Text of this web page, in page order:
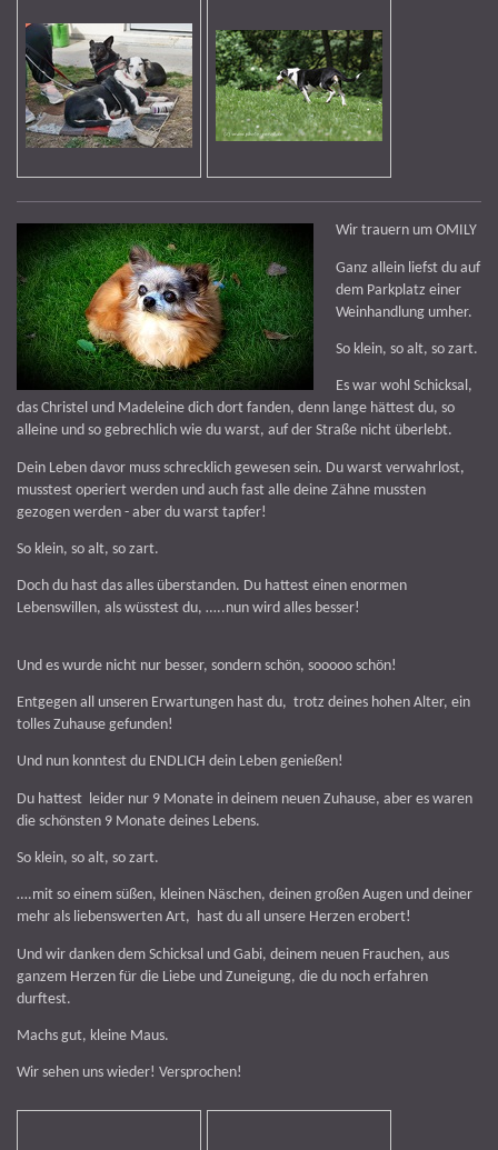
Wir trauern um OMILY
Ganz allein liefst du auf
dem Parkplatz einer
Weinhandlung umher.
So klein, so alt, so zart.
Es war wohl Schicksal,
das Christel und Madeleine dich dort fanden, denn lange hättest du, so
alleine und so gebrechlich wie du warst, auf der Straße nicht überlebt.
Dein Leben davor muss schrecklich gewesen sein. Du warst verwahrlost,
musstest operiert werden und auch fast alle deine Zähne mussten
gezogen werden - aber du warst tapfer!
So klein, so alt, so zart.
Doch du hast das alles überstanden. Du hattest einen enormen
Lebenswillen, als wüsstest du, …..nun wird alles besser!
Und es wurde nicht nur besser, sondern schön, sooooo schön!
Entgegen all unseren Erwartungen hast du, trotz deines hohen Alter, ein
tolles Zuhause gefunden!
Und nun konntest du ENDLICH dein Leben genießen!
Du hattest leider nur 9 Monate in deinem neuen Zuhause, aber es waren
die schönsten 9 Monate deines Lebens.
So klein, so alt, so zart.
….mit so einem süßen, kleinen Näschen, deinen großen Augen und deiner
mehr als liebenswerten Art, hast du all unsere Herzen erobert!
Und wir danken dem Schicksal und Gabi, deinem neuen Frauchen, aus
ganzem Herzen für die Liebe und Zuneigung, die du noch erfahren
durftest.
Machs gut, kleine Maus.
Wir sehen uns wieder! Versprochen!